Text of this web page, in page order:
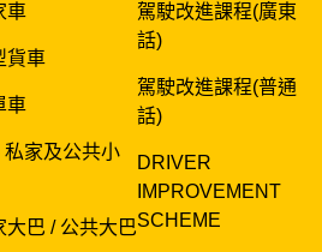
車
貨車
車
私家及公共小
大巴 / 公共大巴
駕駛改進課程(廣東
話)
駕駛改進課程(普通
話)
DRIVER
IMPROVEMENT
SCHEME